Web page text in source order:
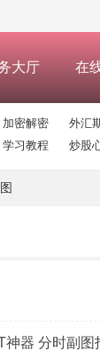
大厅 在
加密解密 外汇
学习教程
炒股
器 分时副图